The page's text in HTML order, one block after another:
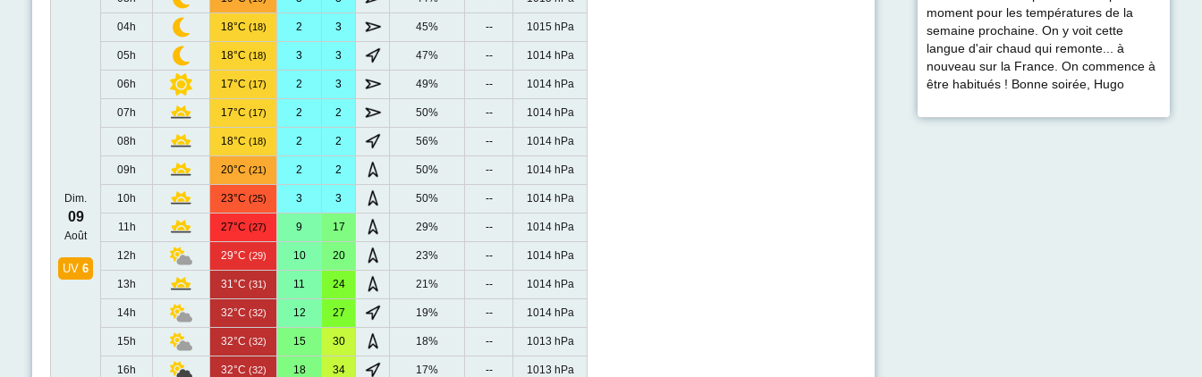
Dim.
09
Août
UV 6
04h 18°C (18) 2 3 45% -- 1015 hPa
05h 18°C (18) 3 3 47% -- 1014 hPa
06h 17°C (17) 2 3 49% -- 1014 hPa
07h 17°C (17) 2 2 50% -- 1014 hPa
08h 18°C (18) 2 2 56% -- 1014 hPa
09h 20°C (21) 2 2 50% -- 1014 hPa
10h 23°C (25) 3 3 50% -- 1014 hPa
11h 27°C (27) 9 17 29% -- 1014 hPa
12h 29°C (29) 10 20 23% -- 1014 hPa
13h 31°C (31) 11 24 21% -- 1014 hPa
14h 32°C (32) 12 27 19% -- 1014 hPa
15h 32°C (32) 15 30 18% -- 1013 hPa
16h 32°C (32) 18 34 17% -- 1013 hPa
moment pour les températures de la
semaine prochaine. On y voit cette
langue d'air chaud qui remonte... à
nouveau sur la France. On commence à
être habitués ! Bonne soirée, Hugo